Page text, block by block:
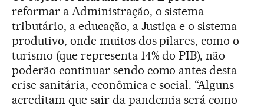
reformar a Administração, o sistema
tributário, a educação, a Justiça e o sistema
produtivo, onde muitos dos pilares, como o
turismo (que representa 14% do PIB), não
poderão continuar sendo como antes desta
crise sanitária, econômica e social. “Alguns
acreditam que sair da pandemia será como